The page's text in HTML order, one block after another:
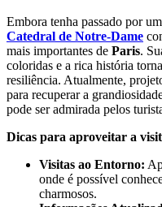
Embora tenha passado por
Catedral de Notre-Dame
mais importantes de Paris.
coloridas e a rica história
resiliência. Atualmente,
para recuperar a
pode ser admirada pelos
Dicas para aproveitar a
Visitas ao Entorno:
onde é possível
charmosos.